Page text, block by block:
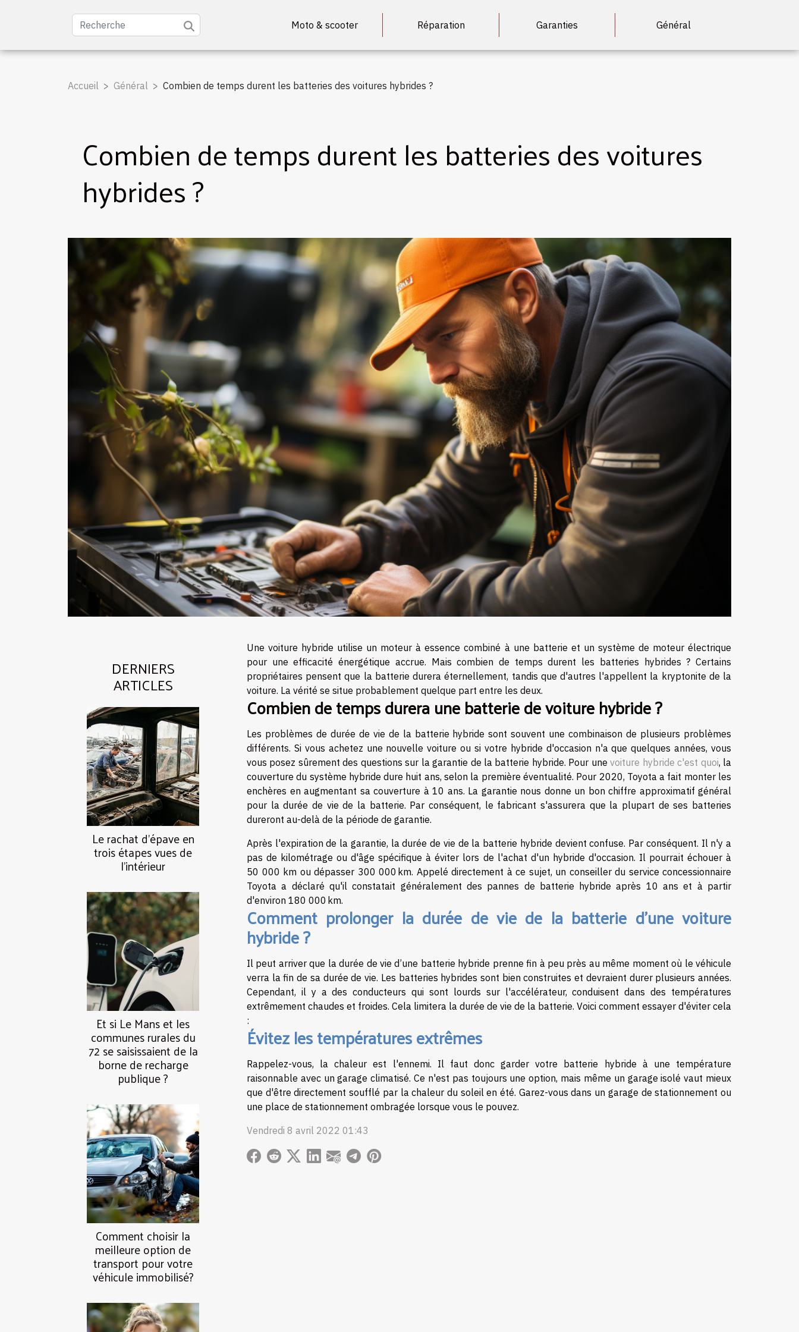
Moto & scooter Réparation Garanties Général
Accueil Général Combien de temps durent les batteries des voitures hybrides ?
Combien de temps durent les batteries des voitures
hybrides ?
DERNIERS
ARTICLES
Le rachat d’épave en
trois étapes vues de
l’intérieur
Et si Le Mans et les
communes rurales du
72 se saisissaient de la
borne de recharge
publique ?
Comment choisir la
meilleure option de
transport pour votre
véhicule immobilisé?
Une voiture hybride utilise un moteur à essence combiné à une batterie et un système de moteur électrique
pour une efficacité énergétique accrue. Mais combien de temps durent les batteries hybrides ? Certains
propriétaires pensent que la batterie durera éternellement, tandis que d'autres l'appellent la kryptonite de la
voiture. La vérité se situe probablement quelque part entre les deux.
Combien de temps durera une batterie de voiture hybride ?
Les problèmes de durée de vie de la batterie hybride sont souvent une combinaison de plusieurs problèmes
différents. Si vous achetez une nouvelle voiture ou si votre hybride d'occasion n'a que quelques années, vous
vous posez sûrement des questions sur la garantie de la batterie hybride. Pour unevoiture hybride c'est quoi, la
couverture du système hybride dure huit ans, selon la première éventualité. Pour 2020, Toyota a fait monter les
enchères en augmentant sa couverture à 10 ans. La garantie nous donne un bon chiffre approximatif général
pour la durée de vie de la batterie. Par conséquent, le fabricant s'assurera que la plupart de ses batteries
dureront au-delà de la période de garantie.
Après l'expiration de la garantie, la durée de vie de la batterie hybride devient confuse. Par conséquent. Il n'y a
pas de kilométrage ou d'âge spécifique à éviter lors de l'achat d'un hybride d'occasion. Il pourrait échouer à
50 000 km ou dépasser 300 000 km. Appelé directement à ce sujet, un conseiller du service concessionnaire
Toyota a déclaré qu'il constatait généralement des pannes de batterie hybride après 10 ans et à partir
d'environ 180 000 km.
Comment prolonger la durée de vie de la batterie d'une voiture
hybride ?
Il peut arriver que la durée de vie d’une batterie hybride prenne fin à peu près au même moment où le véhicule
verra la fin de sa durée de vie. Les batteries hybrides sont bien construites et devraient durer plusieurs années.
Cependant, il y a des conducteurs qui sont lourds sur l'accélérateur, conduisent dans des températures
extrêmement chaudes et froides. Cela limitera la durée de vie de la batterie. Voici comment essayer d'éviter cela
:
Évitez les températures extrêmes
Rappelez-vous, la chaleur est l'ennemi. Il faut donc garder votre batterie hybride à une température
raisonnable avec un garage climatisé. Ce n'est pas toujours une option, mais même un garage isolé vaut mieux
que d'être directement soufflé par la chaleur du soleil en été. Garez-vous dans un garage de stationnement ou
une place de stationnement ombragée lorsque vous le pouvez.
Vendredi 8 avril 2022 01:43